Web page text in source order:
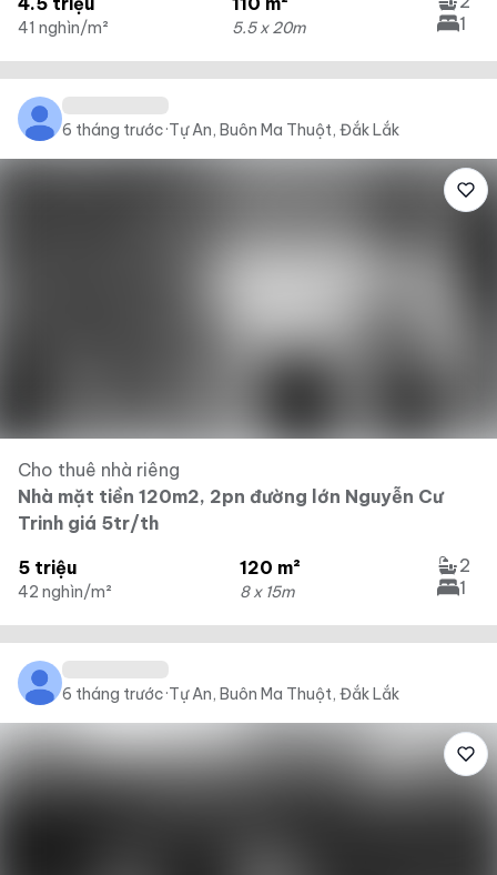
41 nghìn/m² 5.5 x 20m
1
6 tháng trước·Tự An, Buôn Ma Thuột, Đắk Lắk
Cho thuê nhà riêng
Nhà mặt tiền 120m2, 2pn đường lớn Nguyễn Cư
Trinh giá 5tr/th
5 triệu
42 nghìn/m²
120 m²
8 x 15m
2
1
6 tháng trước·Tự An, Buôn Ma Thuột, Đắk Lắk